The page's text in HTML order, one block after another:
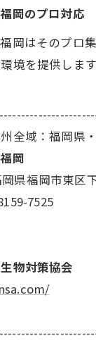
岡のプロ対応
岡はそのプロ
境を提供します
全域：福岡県
岡
県福岡市東区
7525
物対策協会